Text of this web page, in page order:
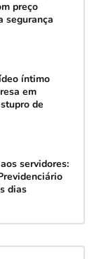
preço
segurança
íntimo
em
de
servidores:
dias